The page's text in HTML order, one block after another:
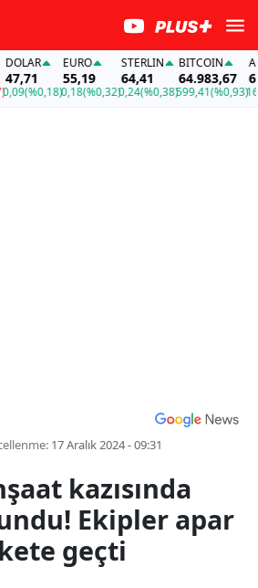
(%0,18)
EURO
55,19
0,18(%0,32)
STERLIN
64,41
0,24(%0,38)
BITCOIN
64.983,67
599,41(%0,93)
ALTIN
167,96
17 Aralık 2024 - 09:31
kazısında
Ekipler apar
geçti